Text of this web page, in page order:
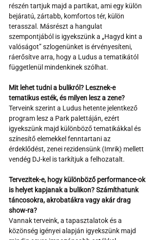
részén tartjuk majd a partikat, ami egy külön
bejáratú, zártabb, komfortos tér, külön
terasszal. Másrészt a hangulat
szempontjából is igyekszünk a „Hagyd kint a
valóságot” szlogenünket is érvényesíteni,
ráerősítve arra, hogy a Ludus a tematikától
függetlenül mindenkinek szólhat.
Mit lehet tudni a bulikról? Lesznek-e
tematikus esték, és milyen lesz a zene?
Terveink szerint a Ludus hetente jelentkező
program lesz a Park palettáján, ezért
igyekszünk majd különböző tematikákkal és
színesítő elemekkel fenntartani az
érdeklődést, zenei rezidensünk (Imrik) mellett
vendég DJ-kel is tarkítjuk a felhozatalt.
Tervezitek-e, hogy különböző performance-ok
is helyet kapjanak a bulikon? Számíthatunk
táncosokra, akrobatákra vagy akár drag
show-ra?
Vannak terveink, a tapasztalatok és a
közönség igényei alapján igyekszünk majd